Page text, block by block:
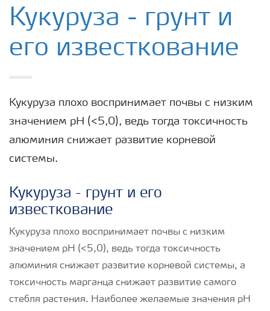
Удобрения Yara
Культуры
Хранение удобрений и их безопасность
Кукуруза - грунт и
его известкование
Кукуруза плохо воспринимает почвы с низким
значением рН (<5,0), ведь тогда токсичность
алюминия снижает развитие корневой
системы.
Кукуруза - грунт и его
известкование
Кукуруза плохо воспринимает почвы с низким
значением рН (<5,0), ведь тогда токсичность
алюминия снижает развитие корневой системы, а
токсичность марганца снижает развитие самого
стебля растения. Наиболее желаемые значения рН